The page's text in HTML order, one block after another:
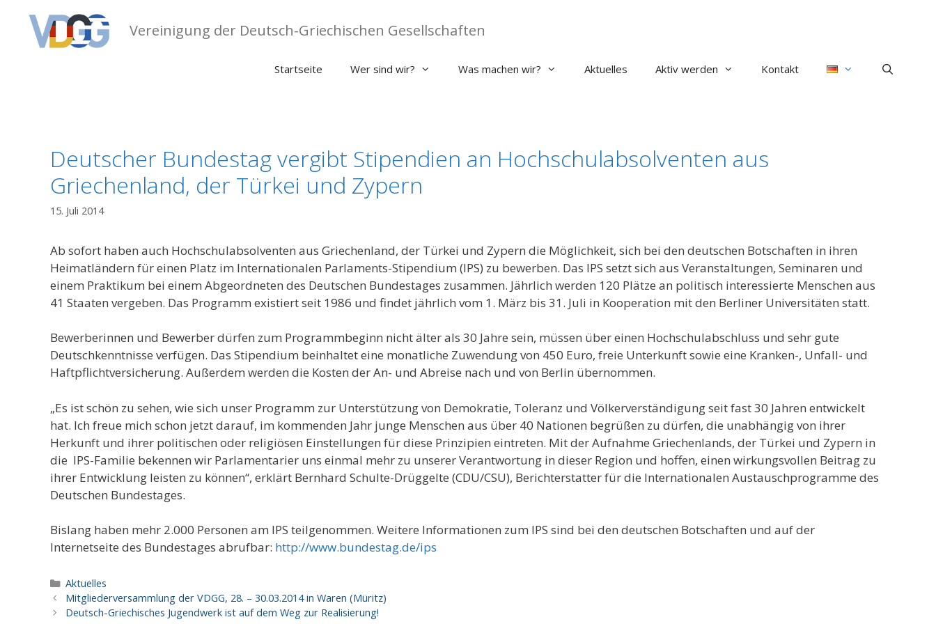
Inhalt
springen
Vereinigung der Deutsch-Griechischen Gesellschaften
Startseite Wer sind wir? Was machen wir? Aktuelles Aktiv werden Kontakt
Deutscher Bundestag vergibt Stipendien an Hochschulabsolventen aus
Griechenland, der Türkei und Zypern
15. Juli 2014
Ab sofort haben auch Hochschulabsolventen aus Griechenland, der Türkei und Zypern die Möglichkeit, sich bei den deutschen Botschaften in ihren
Heimatländern für einen Platz im Internationalen Parlaments-Stipendium (IPS) zu bewerben. Das IPS setzt sich aus Veranstaltungen, Seminaren und
einem Praktikum bei einem Abgeordneten des Deutschen Bundestages zusammen. Jährlich werden 120 Plätze an politisch interessierte Menschen aus
41 Staaten vergeben. Das Programm existiert seit 1986 und findet jährlich vom 1. März bis 31. Juli in Kooperation mit den Berliner Universitäten statt.
Bewerberinnen und Bewerber dürfen zum Programmbeginn nicht älter als 30 Jahre sein, müssen über einen Hochschulabschluss und sehr gute
Deutschkenntnisse verfügen. Das Stipendium beinhaltet eine monatliche Zuwendung von 450 Euro, freie Unterkunft sowie eine Kranken-, Unfall- und
Haftpflichtversicherung. Außerdem werden die Kosten der An- und Abreise nach und von Berlin übernommen.
„Es ist schön zu sehen, wie sich unser Programm zur Unterstützung von Demokratie, Toleranz und Völkerverständigung seit fast 30 Jahren entwickelt
hat. Ich freue mich schon jetzt darauf, im kommenden Jahr junge Menschen aus über 40 Nationen begrüßen zu dürfen, die unabhängig von ihrer
Herkunft und ihrer politischen oder religiösen Einstellungen für diese Prinzipien eintreten. Mit der Aufnahme Griechenlands, der Türkei und Zypern in
die IPS-Familie bekennen wir Parlamentarier uns einmal mehr zu unserer Verantwortung in dieser Region und hoffen, einen wirkungsvollen Beitrag zu
ihrer Entwicklung leisten zu können“, erklärt Bernhard Schulte-Drüggelte (CDU/CSU), Berichterstatter für die Internationalen Austauschprogramme des
Deutschen Bundestages.
Bislang haben mehr 2.000 Personen am IPS teilgenommen. Weitere Informationen zum IPS sind bei den deutschen Botschaften und auf der
Internetseite des Bundestages abrufbar: http://www.bundestag.de/ips
Kategorien
Aktuelles
Mitgliederversammlung der VDGG, 28. – 30.03.2014 in Waren (Müritz)
Deutsch-Griechisches Jugendwerk ist auf dem Weg zur Realisierung!